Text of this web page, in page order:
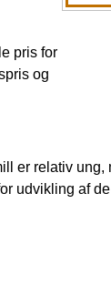
pris for
og
er relativ
udvikling af